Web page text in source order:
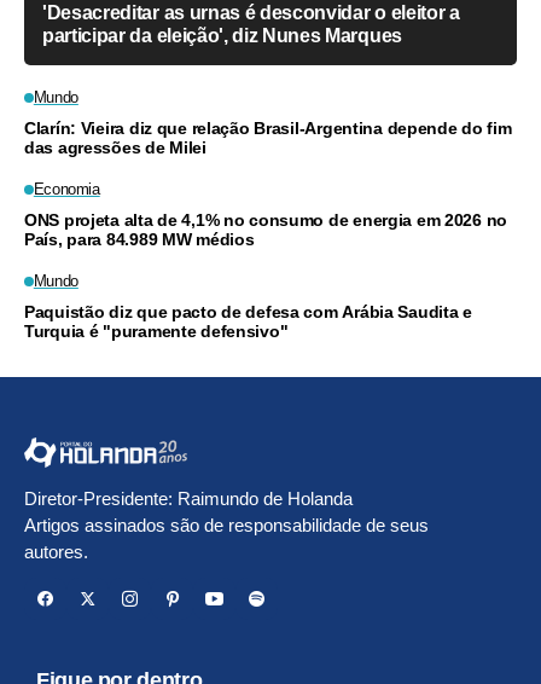
'Desacreditar as urnas é desconvidar o eleitor a
participar da eleição', diz Nunes Marques
Mundo
Clarín: Vieira diz que relação Brasil-Argentina depende do fim
das agressões de Milei
Economia
ONS projeta alta de 4,1% no consumo de energia em 2026 no
País, para 84.989 MW médios
Mundo
Paquistão diz que pacto de defesa com Arábia Saudita e
Turquia é "puramente defensivo"
Diretor-Presidente: Raimundo de Holanda
Artigos assinados são de responsabilidade de seus
autores.